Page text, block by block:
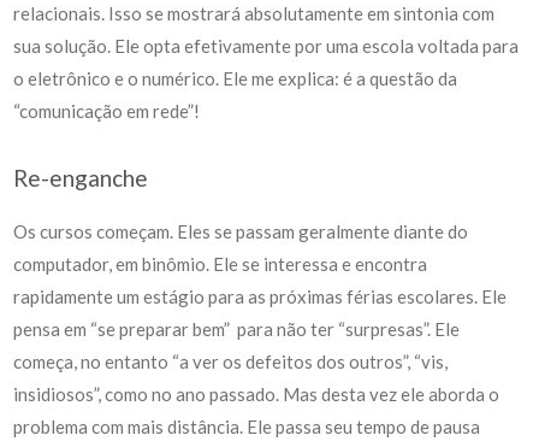
relacionais. Isso se mostrará absolutamente em sintonia com
sua solução. Ele opta efetivamente por uma escola voltada para
o eletrônico e o numérico. Ele me explica: é a questão da
“comunicação em rede”!
Re-enganche
Os cursos começam. Eles se passam geralmente diante do
computador, em binômio. Ele se interessa e encontra
rapidamente um estágio para as próximas férias escolares. Ele
pensa em “se preparar bem” para não ter “surpresas”. Ele
começa, no entanto “a ver os defeitos dos outros”, “vis,
insidiosos”, como no ano passado. Mas desta vez ele aborda o
problema com mais distância. Ele passa seu tempo de pausa